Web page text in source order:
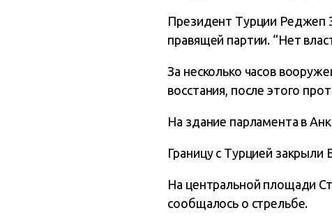
Президент Турции Реджеп
правящей партии. “Нет
За несколько часов
восстания, после этого
На здание парламента в
Границу с Турцией закрыли
На центральной площади
сообщалось о стрельбе.